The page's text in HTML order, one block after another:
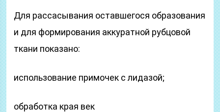
Для рассасывания оставшегося образования
и для формирования аккуратной рубцовой
ткани показано:
использование примочек с лидазой;
обработка края век